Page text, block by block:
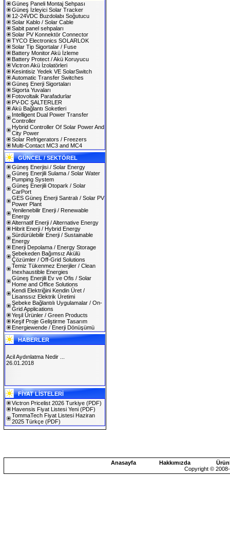
Güneş Paneli Montaj Sehpası
Güneş İzleyici Solar Tracker
12-24VDC Buzdolabı Soğutucu
Solar Kablo / Solar Cable
Sabit panel sehpaları
Solar PV Konnektör Connector
TYCO Electronics SOLARLOK
Solar Tip Sigortalar / Fuse
Battery Monitor Akü İzleme
Battery Protect / Akü Koruyucu
Victron Akü İzolatörleri
Kesintisiz Yedek VE SolarSwitch
Automatic Transfer Switches
Güneş Enerji Sigortaları
Sigorta Yuvaları
Fotovoltaik Parafadurlar
PV-DC ŞALTERLER
Akü Bağlantı Soketleri
Intelligent Dual Power Transfer
Controller
Hybrid Controller Of Solar Power And
City Power
Solar Refrigerators / Freezers
Multi-Contact MC3 and MC4
GÜNCEL / SEKTÖREL
Güneş Enerjisi / Solar Energy
Güneş Enerjili Sulama / Solar Water
Pumping System
Güneş Enerjili Otopark / Solar
CarPort
GES Güneş Enerji Santralı / Solar PV
Power Plant
Yenilenebilir Enerji / Renewable
Energy
Alternatif Enerji / Alternative Energy
Hibrit Enerji / Hybrid Energy
Sürdürülebilir Enerji / Sustainable
Energy
Enerji Depolama / Energy Storage
Şebekeden Bağımsız Akülü
Çözümler / Off-Grid Solutions
Temiz Tükenmez Enerjiler / Clean
Inexhaustible Energies
Güneş Enerjili Ev ve Ofis / Solar
Home and Office Solutions
Kendi Elektriğini Kendin Üret /
Lisanssız Elektrik Üretimi
Şebeke Bağlantılı Uygulamalar / On-
Grid Applications
Yeşil Ürünler / Green Products
Keşif Proje Geliştirme Tasarım
Energiewende / Enerji Dönüşümü
HABERLER
SOLAREX ISTANBUL 2019
30.01.2019
Acil Aydınlatma Nedir ...
26.01.2018
FİYAT LİSTELERİ
Victron Pricelist 2026 Turkiye (PDF)
Havensis Fiyat Listesi Yeni (PDF)
TommaTech Fiyat Listesi Haziran
2025 Türkçe (PDF)
Anasayfa Hakkımızda
Copyright ©